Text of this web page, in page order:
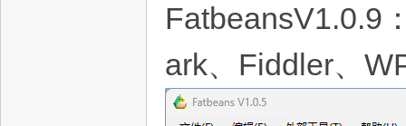
FatbeansV1.0.9
ark、Fiddler、